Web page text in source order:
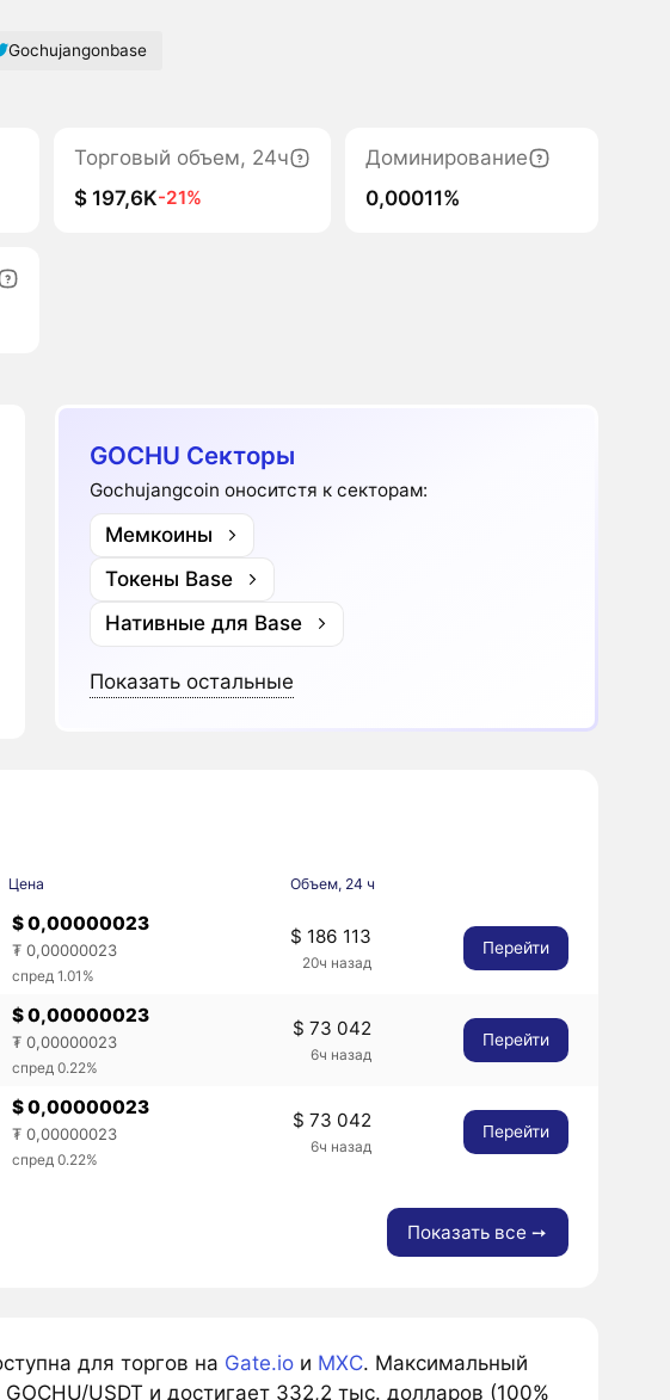
Gochujangonbase
Торговый объем, 24ч
$ 197,6K-21%
Доминирование
0,00011%
GOCHU Секторы
Gochujangcoin оноситстя к секторам:
Мемкоины
Токены Base
Нативные для Base
Показать остальные
Цена Объем, 24 ч
$ 0,00000023
₮ 0,00000023
спред 1.01%
$ 186 113
20ч назад
Перейти
$ 0,00000023
₮ 0,00000023
спред 0.22%
$ 73 042
6ч назад
Перейти
$ 0,00000023
₮ 0,00000023
спред 0.22%
$ 73 042
6ч назад
Перейти
Показать все ➙
для торгов на Gate.ioи MXC. Максимальный
USDT и достигает 332,2 тыс. долларов (100%